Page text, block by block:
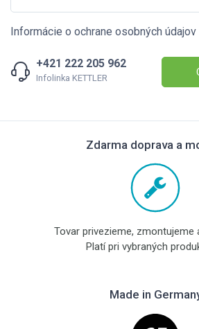
Informácie o ochrane osobných údajov
+421 222 205 962
Infolinka KETTLER
Zdarma doprava a
Tovar privezieme, zmontujeme
Platí pri vybraných
Made in